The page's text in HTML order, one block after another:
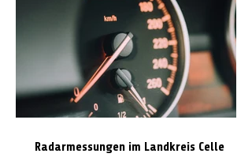
Radarmessungen im Landkreis Celle